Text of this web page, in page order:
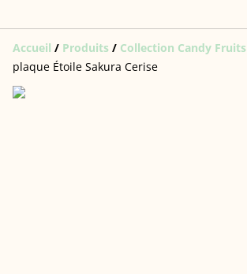
Accueil / Produits / Collection Candy Fruits
plaque Étoile Sakura Cerise